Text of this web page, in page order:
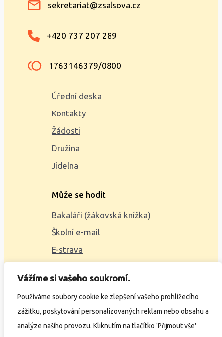
Vážíme si vašeho soukromí.
Používáme soubory cookie ke zlepšení vašeho prohlížecího
zážitku, poskytování personalizovaných reklam nebo obsahu a
analýze našího provozu. Kliknutím na tlačítko 'Přijmout vše'
sekretariat@zsalsova.cz
+420 737 207 289
1763146379/0800
Úřední deska
Kontakty
Žádosti
Družina
Jídelna
Může se hodit
Bakaláři (žákovská knížka)
Školní e-mail
E-strava
2023 © ZŠ Alšova, vytvořilWčil.cz
Ochrana osobních údajů
Prohlášení o přístupnosti